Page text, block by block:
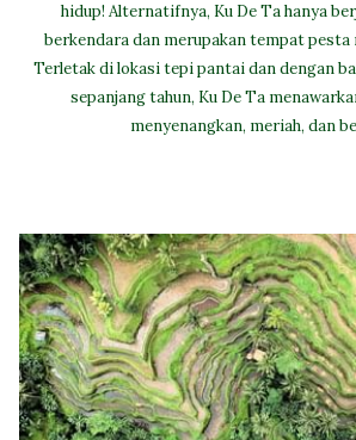
hidup! Alternatifnya, Ku De Ta hanya
berkendara dan merupakan tempat pesta
Terletak di lokasi tepi pantai dan dengan
sepanjang tahun, Ku De Ta
menyenangkan, meriah, dan